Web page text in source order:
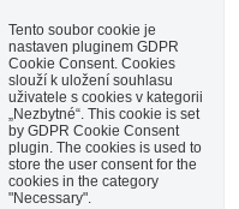
Tento soubor cookie je
nastaven pluginem GDPR
Cookie Consent. Cookies
slouží k uložení souhlasu
uživatele s cookies v kategorii
„Nezbytné“. This cookie is set
by GDPR Cookie Consent
plugin. The cookies is used to
store the user consent for the
cookies in the category
"Necessary".